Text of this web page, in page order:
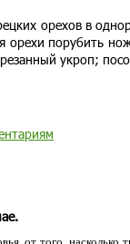
орехов в
орехи порубить
укроп;